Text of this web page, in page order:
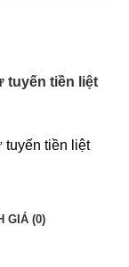
tuyến tiền liệt
GIÁ (0)